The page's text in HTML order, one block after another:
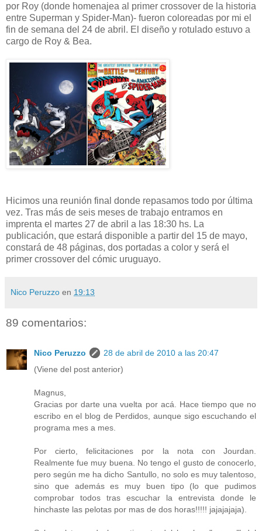
por Roy (donde homenajea al primer crossover de la historia
entre Superman y Spider-Man)- fueron coloreadas por mi el
fin de semana del 24 de abril. El diseño y rotulado estuvo a
cargo de Roy & Bea.
Hicimos una reunión final donde repasamos todo por última
vez. Tras más de seis meses de trabajo entramos en
imprenta el martes 27 de abril a las 18:30 hs. La
publicación, que estará disponible a partir del 15 de mayo,
constará de 48 páginas, dos portadas a color y será el
primer crossover del cómic uruguayo.
Nico Peruzzo en 19:13
89 comentarios:
Nico Peruzzo
28 de abril de 2010 a las 20:47
(Viene del post anterior)
Magnus,
Gracias por darte una vuelta por acá. Hace tiempo que no
escribo en el blog de Perdidos, aunque sigo escuchando el
programa mes a mes.
Por cierto, felicitaciones por la nota con Jourdan.
Realmente fue muy buena. No tengo el gusto de conocerlo,
pero según me ha dicho Santullo, no solo es muy talentoso,
sino que además es muy buen tipo (lo que pudimos
comprobar todos tras escuchar la entrevista donde le
hinchaste las pelotas por mas de dos horas!!!!! jajajajaja).